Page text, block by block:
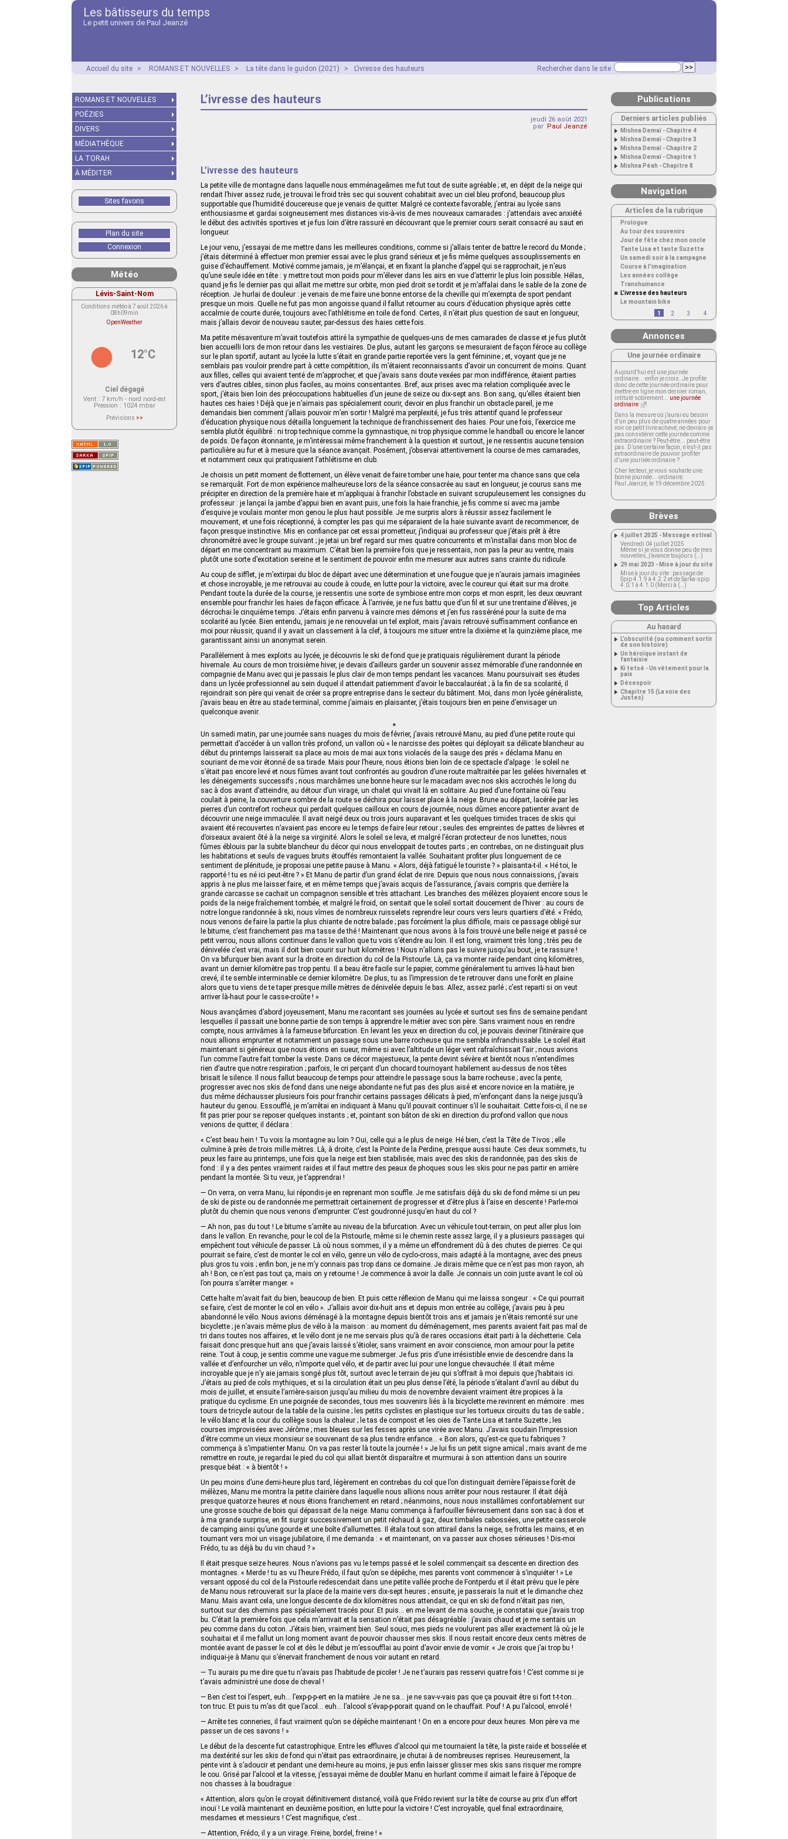
Les bâtisseurs du temps
Le petit univers de Paul Jeanzé
Rechercher dans le site
Accueil du site > ROMANS ET NOUVELLES > La tête dans le guidon (2021) > L’ivresse des hauteurs
L’ivresse des hauteurs
jeudi 26 août 2021
par Paul Jeanzé
L’ivresse des hauteurs
La petite ville de montagne dans laquelle nous emménageâmes me fut tout de suite agréable ; et, en dépit de la neige qui
rendait l’hiver assez rude, je trouvai le froid très sec qui souvent cohabitait avec un ciel bleu profond, beaucoup plus
supportable que l’humidité doucereuse que je venais de quitter. Malgré ce contexte favorable, j’entrai au lycée sans
enthousiasme et gardai soigneusement mes distances vis-à-vis de mes nouveaux camarades : j’attendais avec anxiété
le début des activités sportives et je fus loin d’être rassuré en découvrant que le premier cours serait consacré au saut en
longueur.
Le jour venu, j’essayai de me mettre dans les meilleures conditions, comme si j’allais tenter de battre le record du Monde ;
j’étais déterminé à effectuer mon premier essai avec le plus grand sérieux et je fis même quelques assouplissements en
guise d’échauffement. Motivé comme jamais, je m’élançai, et en fixant la planche d’appel qui se rapprochait, je n’eus
qu’une seule idée en tête : y mettre tout mon poids pour m’élever dans les airs en vue d’atterrir le plus loin possible. Hélas,
quand je fis le dernier pas qui allait me mettre sur orbite, mon pied droit se tordit et je m’affalai dans le sable de la zone de
réception. Je hurlai de douleur : je venais de me faire une bonne entorse de la cheville qui m’exempta de sport pendant
presque un mois. Quelle ne fut pas mon angoisse quand il fallut retourner au cours d’éducation physique après cette
accalmie de courte durée, toujours avec l’athlétisme en toile de fond. Certes, il n’était plus question de saut en longueur,
mais j’allais devoir de nouveau sauter, par‑dessus des haies cette fois.
Ma petite mésaventure m’avait toutefois attiré la sympathie de quelques‑uns de mes camarades de classe et je fus plutôt
bien accueilli lors de mon retour dans les vestiaires. De plus, autant les garçons se mesuraient de façon féroce au collège
sur le plan sportif, autant au lycée la lutte s’était en grande partie reportée vers la gent féminine ; et, voyant que je ne
semblais pas vouloir prendre part à cette compétition, ils m’étaient reconnaissants d’avoir un concurrent de moins. Quant
aux filles, celles qui avaient tenté de m’approcher, et que j’avais sans doute vexées par mon indifférence, étaient parties
vers d’autres cibles, sinon plus faciles, au moins consentantes. Bref, aux prises avec ma relation compliquée avec le
sport, j’étais bien loin des préoccupations habituelles d’un jeune de seize ou dix-sept ans. Bon sang, qu’elles étaient bien
hautes ces haies ! Déjà que je n’aimais pas spécialement courir, devoir en plus franchir un obstacle pareil, je me
demandais bien comment j’allais pouvoir m’en sortir ! Malgré ma perplexité, je fus très attentif quand le professeur
d’éducation physique nous détailla longuement la technique de franchissement des haies. Pour une fois, l’exercice me
sembla plutôt équilibré : ni trop technique comme la gymnastique, ni trop physique comme le handball ou encore le lancer
de poids. De façon étonnante, je m’intéressai même franchement à la question et surtout, je ne ressentis aucune tension
particulière au fur et à mesure que la séance avançait. Posément, j’observai attentivement la course de mes camarades,
et notamment ceux qui pratiquaient l’athlétisme en club.
Je choisis un petit moment de flottement, un élève venait de faire tomber une haie, pour tenter ma chance sans que cela
se remarquât. Fort de mon expérience malheureuse lors de la séance consacrée au saut en longueur, je courus sans me
précipiter en direction de la première haie et m’appliquai à franchir l’obstacle en suivant scrupuleusement les consignes du
professeur : je lançai la jambe d’appui bien en avant puis, une fois la haie franchie, je fis comme si avec ma jambe
d’esquive je voulais monter mon genou le plus haut possible. Je me surpris alors à réussir assez facilement le
mouvement, et une fois réceptionné, à compter les pas qui me séparaient de la haie suivante avant de recommencer, de
façon presque instinctive. Mis en confiance par cet essai prometteur, j’indiquai au professeur que j’étais prêt à être
chronométré avec le groupe suivant ; je jetai un bref regard sur mes quatre concurrents et m’installai dans mon bloc de
départ en me concentrant au maximum. C’était bien la première fois que je ressentais, non pas la peur au ventre, mais
plutôt une sorte d’excitation sereine et le sentiment de pouvoir enfin me mesurer aux autres sans crainte du ridicule.
Au coup de sifflet, je m’extirpai du bloc de départ avec une détermination et une fougue que je n’aurais jamais imaginées
et chose incroyable, je me retrouvai au coude à coude, en lutte pour la victoire, avec le coureur qui était sur ma droite.
Pendant toute la durée de la course, je ressentis une sorte de symbiose entre mon corps et mon esprit, les deux œuvrant
ensemble pour franchir les haies de façon efficace. À l’arrivée, je ne fus battu que d’un fil et sur une trentaine d’élèves, je
décrochai le cinquième temps. J’étais enfin parvenu à vaincre mes démons et j’en fus rasséréné pour la suite de ma
scolarité au lycée. Bien entendu, jamais je ne renouvelai un tel exploit, mais j’avais retrouvé suffisamment confiance en
moi pour réussir, quand il y avait un classement à la clef, à toujours me situer entre la dixième et la quinzième place, me
garantissant ainsi un anonymat serein.
Parallèlement à mes exploits au lycée, je découvris le ski de fond que je pratiquais régulièrement durant la période
hivernale. Au cours de mon troisième hiver, je devais d’ailleurs garder un souvenir assez mémorable d’une randonnée en
compagnie de Manu avec qui je passais le plus clair de mon temps pendant les vacances. Manu poursuivait ses études
dans un lycée professionnel au sein duquel il attendait patiemment d’avoir le baccalauréat ; à la fin de sa scolarité, il
rejoindrait son père qui venait de créer sa propre entreprise dans le secteur du bâtiment. Moi, dans mon lycée généraliste,
j’avais beau en être au stade terminal, comme j’aimais en plaisanter, j’étais toujours bien en peine d’envisager un
quelconque avenir.
*
Un samedi matin, par une journée sans nuages du mois de février, j’avais retrouvé Manu, au pied d’une petite route qui
permettait d’accéder à un vallon très profond, un vallon où « le narcisse des poètes qui déployait sa délicate blancheur au
début du printemps laisserait sa place au mois de mai aux tons violacés de la sauge des prés » déclama Manu en
souriant de me voir étonné de sa tirade. Mais pour l’heure, nous étions bien loin de ce spectacle d’alpage : le soleil ne
s’était pas encore levé et nous fûmes avant tout confrontés au goudron d’une route maltraitée par les gelées hivernales et
les déneigements successifs ; nous marchâmes une bonne heure sur le macadam avec nos skis accrochés le long du
sac à dos avant d’atteindre, au détour d’un virage, un chalet qui vivait là en solitaire. Au pied d’une fontaine où l’eau
coulait à peine, la couverture sombre de la route se déchira pour laisser place à la neige. Brune au départ, lacérée par les
pierres d’un contrefort rocheux qui perdait quelques cailloux en cours de journée, nous dûmes encore patienter avant de
découvrir une neige immaculée. Il avait neigé deux ou trois jours auparavant et les quelques timides traces de skis qui
avaient été recouvertes n’avaient pas encore eu le temps de faire leur retour ; seules des empreintes de pattes de lièvres et
d’oiseaux avaient ôté à la neige sa virginité. Alors le soleil se leva, et malgré l’écran protecteur de nos lunettes, nous
fûmes éblouis par la subite blancheur du décor qui nous enveloppait de toutes parts ; en contrebas, on ne distinguait plus
les habitations et seuls de vagues bruits étouffés remontaient la vallée. Souhaitant profiter plus longuement de ce
sentiment de plénitude, je proposai une petite pause à Manu. « Alors, déjà fatigué le touriste ? » plaisanta-t-il. « Hé toi, le
rapporté ! tu es né ici peut-être ? » Et Manu de partir d’un grand éclat de rire. Depuis que nous nous connaissions, j’avais
appris à ne plus me laisser faire, et en même temps que j’avais acquis de l’assurance, j’avais compris que derrière la
grande carcasse se cachait un compagnon sensible et très attachant. Les branches des mélèzes ployaient encore sous le
poids de la neige fraîchement tombée, et malgré le froid, on sentait que le soleil sortait doucement de l’hiver : au cours de
notre longue randonnée à ski, nous vîmes de nombreux ruisselets reprendre leur cours vers leurs quartiers d’été. « Frédo,
nous venons de faire la partie la plus chiante de notre balade ; pas forcément la plus difficile, mais ce passage obligé sur
le bitume, c’est franchement pas ma tasse de thé ! Maintenant que nous avons à la fois trouvé une belle neige et passé ce
petit verrou, nous allons continuer dans le vallon que tu vois s’étendre au loin. Il est long, vraiment très long ; très peu de
dénivelée c’est vrai, mais il doit bien courir sur huit kilomètres ! Nous n’allons pas le suivre jusqu’au bout, je te rassure !
On va bifurquer bien avant sur la droite en direction du col de la Pistourle. Là, ça va monter raide pendant cinq kilomètres,
avant un dernier kilomètre pas trop pentu. Il a beau être facile sur le papier, comme généralement tu arrives là‑haut bien
crevé, il te semble interminable ce dernier kilomètre. De plus, tu as l’impression de te retrouver dans une forêt en plaine
alors que tu viens de te taper presque mille mètres de dénivelée depuis le bas. Allez, assez parlé ; c’est reparti si on veut
arriver là-haut pour le casse-croûte ! »
Nous avançâmes d’abord joyeusement, Manu me racontant ses journées au lycée et surtout ses fins de semaine pendant
lesquelles il passait une bonne partie de son temps à apprendre le métier avec son père. Sans vraiment nous en rendre
compte, nous arrivâmes à la fameuse bifurcation. En levant les yeux en direction du col, je pouvais deviner l’itinéraire que
nous allions emprunter et notamment un passage sous une barre rocheuse qui me sembla infranchissable. Le soleil était
maintenant si généreux que nous étions en sueur, même si avec l’altitude un léger vent rafraîchissait l’air ; nous avions
l’un comme l’autre fait tomber la veste. Dans ce décor majestueux, la pente devint sévère et bientôt nous n’entendîmes
rien d’autre que notre respiration ; parfois, le cri perçant d’un chocard tournoyant habilement au-dessus de nos têtes
brisait le silence. Il nous fallut beaucoup de temps pour atteindre le passage sous la barre rocheuse ; avec la pente,
progresser avec nos skis de fond dans une neige abondante ne fut pas des plus aisé et encore novice en la matière, je
dus même déchausser plusieurs fois pour franchir certains passages délicats à pied, m’enfonçant dans la neige jusqu’à
hauteur du genou. Essoufflé, je m’arrêtai en indiquant à Manu qu’il pouvait continuer s’il le souhaitait. Cette fois-ci, il ne se
fit pas prier pour se reposer quelques instants ; et, pointant son bâton de ski en direction du profond vallon que nous
venions de quitter, il déclara :
« C’est beau hein ! Tu vois la montagne au loin ? Oui, celle qui a le plus de neige. Hé bien, c’est la Tête de Tivos ; elle
culmine à près de trois mille mètres. Là, à droite, c’est la Pointe de la Perdine, presque aussi haute. Ces deux sommets, tu
peux les faire au printemps, une fois que la neige est bien stabilisée, mais avec des skis de randonnée, pas des skis de
fond : il y a des pentes vraiment raides et il faut mettre des peaux de phoques sous les skis pour ne pas partir en arrière
pendant la montée. Si tu veux, je t’apprendrai !
— On verra, on verra Manu, lui répondis-je en reprenant mon souffle. Je me satisfais déjà du ski de fond même si un peu
de ski de piste ou de randonnée me permettrait certainement de progresser et d’être plus à l’aise en descente ! Parle-moi
plutôt du chemin que nous venons d’emprunter. C’est goudronné jusqu’en haut du col ?
— Ah non, pas du tout ! Le bitume s’arrête au niveau de la bifurcation. Avec un véhicule tout-terrain, on peut aller plus loin
dans le vallon. En revanche, pour le col de la Pistourle, même si le chemin reste assez large, il y a plusieurs passages qui
empêchent tout véhicule de passer. Là où nous sommes, il y a même un effondrement dû à des chutes de pierres. Ce qui
pourrait se faire, c’est de monter le col en vélo, genre un vélo de cyclo‑cross, mais adapté à la montagne, avec des pneus
plus gros tu vois ; enfin bon, je ne m’y connais pas trop dans ce domaine. Je dirais même que ce n’est pas mon rayon, ah
ah ! Bon, ce n’est pas tout ça, mais on y retourne ! Je commence à avoir la dalle. Je connais un coin juste avant le col où
l’on pourra s’arrêter manger. »
Cette halte m’avait fait du bien, beaucoup de bien. Et puis cette réflexion de Manu qui me laissa songeur : « Ce qui pourrait
se faire, c’est de monter le col en vélo ». J’allais avoir dix-huit ans et depuis mon entrée au collège, j’avais peu à peu
abandonné le vélo. Nous avions déménagé à la montagne depuis bientôt trois ans et jamais je n’étais remonté sur une
bicyclette ; je n’avais même plus de vélo à la maison : au moment du déménagement, mes parents avaient fait pas mal de
tri dans toutes nos affaires, et le vélo dont je ne me servais plus qu’à de rares occasions était parti à la déchetterie. Cela
faisait donc presque huit ans que j’avais laissé s’étioler, sans vraiment en avoir conscience, mon amour pour la petite
reine. Tout à coup, je sentis comme une vague me submerger. Je fus pris d’une irrésistible envie de descendre dans la
vallée et d’enfourcher un vélo, n’importe quel vélo, et de partir avec lui pour une longue chevauchée. Il était même
incroyable que je n’y aie jamais songé plus tôt, surtout avec le terrain de jeu qui s’offrait à moi depuis que j’habitais ici.
J’étais au pied de cols mythiques, et si la circulation était un peu plus dense l’été, la période s’étalant d’avril au début du
mois de juillet, et ensuite l’arrière-saison jusqu’au milieu du mois de novembre devaient vraiment être propices à la
pratique du cyclisme. En une poignée de secondes, tous mes souvenirs liés à la bicyclette me revinrent en mémoire : mes
tours de tricycle autour de la table de la cuisine ; les petits cyclistes en plastique sur les tortueux circuits du tas de sable ;
le vélo blanc et la cour du collège sous la chaleur ; le tas de compost et les oies de Tante Lisa et tante Suzette ; les
courses improvisées avec Jérôme ; mes bleues sur les fesses après une virée avec Manu. J’avais soudain l’impression
d’être comme un vieux monsieur se souvenant de sa plus tendre enfance… « Bon alors, qu’est-ce que tu fabriques ?
commença à s’impatienter Manu. On va pas rester là toute la journée ! » Je lui fis un petit signe amical ; mais avant de me
remettre en route, je regardai le pied du col qui allait bientôt disparaître et murmurai à son attention dans un sourire
presque béat : « à bientôt ! »
Un peu moins d’une demi-heure plus tard, légèrement en contrebas du col que l’on distinguait derrière l’épaisse forêt de
mélèzes, Manu me montra la petite clairière dans laquelle nous allions nous arrêter pour nous restaurer. Il était déjà
presque quatorze heures et nous étions franchement en retard ; néanmoins, nous nous installâmes confortablement sur
une grosse souche de bois qui dépassait de la neige. Manu commença à farfouiller fiévreusement dans son sac à dos et
à ma grande surprise, en fit surgir successivement un petit réchaud à gaz, deux timbales cabossées, une petite casserole
de camping ainsi qu’une gourde et une boîte d’allumettes. Il étala tout son attirail dans la neige, se frotta les mains, et en
tournant vers moi un visage jubilatoire, il me demanda : « et maintenant, on va passer aux choses sérieuses ! Dis-moi
Frédo, tu as déjà bu du vin chaud ? »
Il était presque seize heures. Nous n’avions pas vu le temps passé et le soleil commençait sa descente en direction des
montagnes. « Merde ! tu as vu l’heure Frédo, il faut qu’on se dépêche, mes parents vont commencer à s’inquiéter ! » Le
versant opposé du col de la Pistourle redescendait dans une petite vallée proche de Fontperdu et il était prévu que le père
de Manu nous retrouverait sur la place de la mairie vers dix-sept heures ; ensuite, je passerais la nuit et le dimanche chez
Manu. Mais avant cela, une longue descente de dix kilomètres nous attendait, ce qui en ski de fond n’était pas rien,
surtout sur des chemins pas spécialement tracés pour. Et puis… en me levant de ma souche, je constatai que j’avais trop
bu. C’était la première fois que cela m’arrivait et la sensation n’était pas désagréable : j’avais chaud et je me sentais un
peu comme dans du coton. J’étais bien, vraiment bien. Seul souci, mes pieds ne voulurent pas aller exactement là où je le
souhaitai et il me fallut un long moment avant de pouvoir chausser mes skis. Il nous restait encore deux cents mètres de
montée avant de passer le col et dès le début je m’essoufflai au point d’avoir envie de vomir. « Je crois que j’ai trop bu !
indiquai-je à Manu qui s’énervait franchement de nous voir autant en retard.
— Tu aurais pu me dire que tu n’avais pas l’habitude de picoler ! Je ne t’aurais pas resservi quatre fois ! C’est comme si je
t’avais administré une dose de cheval !
— Ben c’est toi l’espert, euh… l’exp-p-p-ert en la matière. Je ne sa… je ne sav-v-vais pas que ça pouvait être si fort t-t-ton…
ton truc. Et puis tu m’as dit que l’acol… euh… l’alcool s’évap-p-porait quand on le chauffait. Pouf ! A pu l’alcool, envolé !
— Arrête tes conneries, il faut vraiment qu’on se dépêche maintenant ! On en a encore pour deux heures. Mon père va me
passer un de ces savons ! »
Le début de la descente fut catastrophique. Entre les effluves d’alcool qui me tournaient la tête, la piste raide et bosselée et
ma dextérité sur les skis de fond qui n’était pas extraordinaire, je chutai à de nombreuses reprises. Heureusement, la
pente vint à s’adoucir et pendant une demi-heure au moins, je pus enfin laisser glisser mes skis sans risquer me rompre
le cou. Grisé par l’alcool et la vitesse, j’essayai même de doubler Manu en hurlant comme il aimait le faire à l’époque de
nos chasses à la boudrague :
« Attention, alors qu’on le croyait définitivement distancé, voilà que Frédo revient sur la tête de course au prix d’un effort
inouï ! Le voilà maintenant en deuxième position, en lutte pour la victoire ! C’est incroyable, quel final extraordinaire,
mesdames et messieurs ! C’est magnifique, c’est…
— Attention, Frédo, il y a un virage. Freine, bordel, freine ! »
ROMANS ET NOUVELLES
POÉZIES
DIVERS
MÉDIATHÈQUE
LA TORAH
À MÉDITER
Sites favoris
Plan du site
Connexion
Météo
Lévis-Saint-Nom
Conditions météo à 7 août 2026 à
08h09min
OpenWeather
12°C
Ciel dégagé
Vent : 7 km/h - nord nord-est
Pression : 1024 mbar
Prévisions >>
actuellement aucune prévision
Saint-Nom.
Veuillez consulter le message du
service ci-dessous.
(401 - Invalid API key. Please see
https://openweathermap.org/faq#error401
Publications
Derniers articles publiés
Mishna Demaï - Chapitre 4
Mishna Demaï - Chapitre 3
Mishna Demaï - Chapitre 2
Mishna Demaï - Chapitre 1
Mishna Péah - Chapitre 8
Navigation
Articles de la rubrique
Prologue
Au tour des souvenirs
Jour de fête chez mon oncle
Tante Lisa et tante Suzette
Un samedi soir à la campagne
Course à l’imagination
Les années collège
Transhumance
L’ivresse des hauteurs
Le mountain bike
1
2 3 4
Annonces
Une journée ordinaire
Aujourd’hui est une journée
ordinaire... enfin je crois. Je profite
donc de cette journée ordinaire pour
mettre en ligne mon dernier roman,
intitulé sobrement... une journée
ordinaire
Dans la mesure où j’aurai eu besoin
d’un peu plus de quatre années pour
voir ce petit livre achevé, ne devrais-je
pas considérer cette journée comme
extraordinaire ? Peut-être... peut-être
pas. D’une certaine façon, n’est-il pas
extraordinaire de pouvoir profiter
d’une journée ordinaire ?
Cher lecteur, je vous souhaite une
bonne journée... ordinaire.
Paul Jeanzé, le 19 décembre 2025
Brèves
4 juillet 2025 - Message estival
Vendredi 04 juillet 2025
Même si je vous donne peu de mes
nouvelles, j’avance toujours (…)
29 mai 2023 - Mise à jour du site
Mise à jour du site : passage de
Spip 4.1.9 à 4.2.2 et de Sarka-spip
4.0.1 à 4.1.0 (Merci à (…)
Top Articles
Au hasard
L’obscurité (ou comment sortir
de son histoire)
Un héroïque instant de
fantaisie
Ki tetsé - Un vêtement pour la
paix
Désespoir
Chapitre 15 (La voie des
Justes)